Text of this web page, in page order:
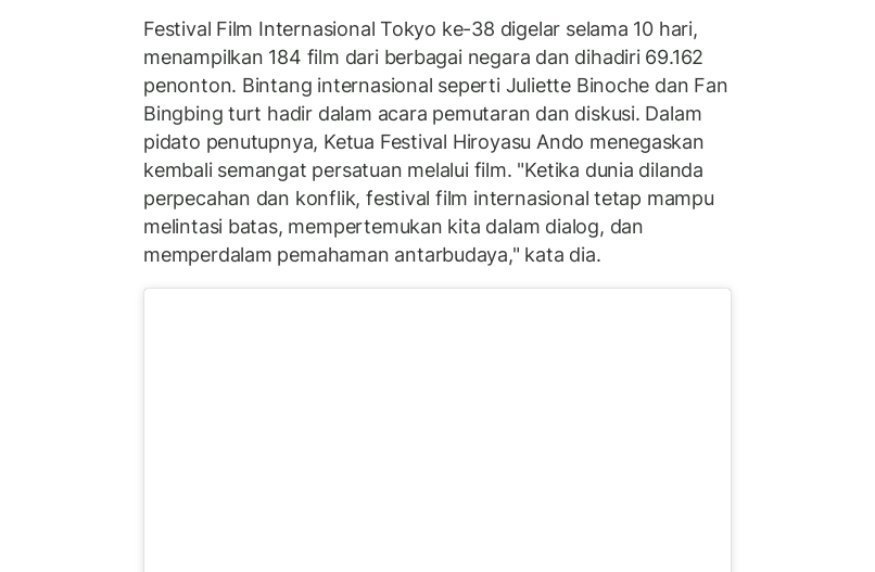
Festival Film Internasional Tokyo ke-38 digelar selama 10 hari,
menampilkan 184 film dari berbagai negara dan dihadiri 69.162
penonton. Bintang internasional seperti Juliette Binoche dan Fan
Bingbing turt hadir dalam acara pemutaran dan diskusi. Dalam
pidato penutupnya, Ketua Festival Hiroyasu Ando menegaskan
kembali semangat persatuan melalui film. "Ketika dunia dilanda
perpecahan dan konflik, festival film internasional tetap mampu
melintasi batas, mempertemukan kita dalam dialog, dan
memperdalam pemahaman antarbudaya," kata dia.